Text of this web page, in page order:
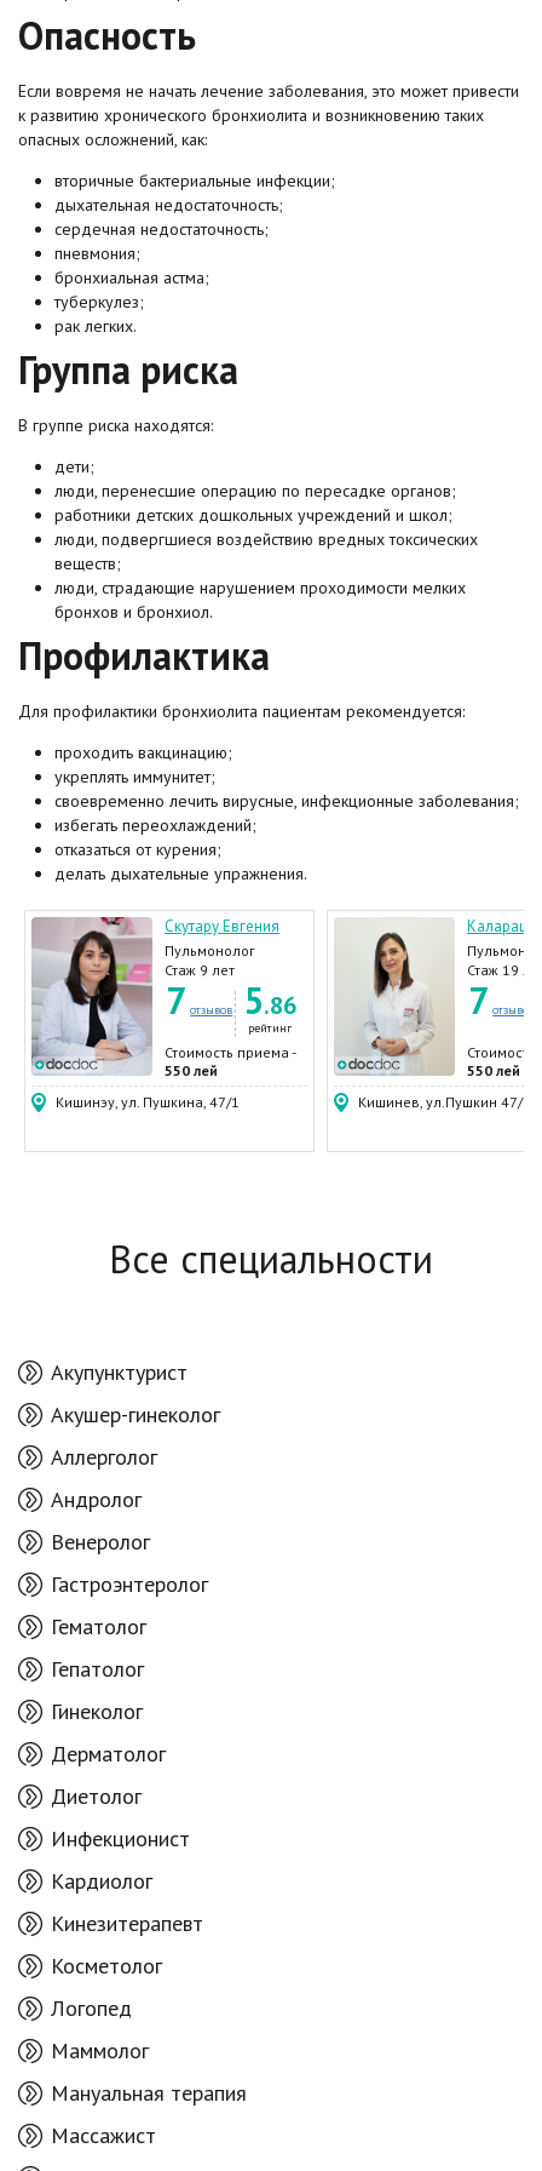
Опасность
Если вовремя не начать лечение заболевания, это может привести
к развитию хронического бронхиолита и возникновению таких
опасных осложнений, как:
вторичные бактериальные инфекции;
дыхательная недостаточность;
сердечная недостаточность;
пневмония;
бронхиальная астма;
туберкулез;
рак легких.
Группа риска
В группе риска находятся:
дети;
люди, перенесшие операцию по пересадке органов;
работники детских дошкольных учреждений и школ;
люди, подвергшиеся воздействию вредных токсических
веществ;
люди, страдающие нарушением проходимости мелких
бронхов и бронхиол.
Профилактика
Для профилактики бронхиолита пациентам рекомендуется:
проходить вакцинацию;
укреплять иммунитет;
своевременно лечить вирусные, инфекционные заболевания;
избегать переохлаждений;
отказаться от курения;
делать дыхательные упражнения.
Скутару Евгения
Пульмонолог
Стаж 9 лет
7 отзывов 5.86
рейтинг
Стоимость приема -
550 лей
Кишинэу, ул. Пушкина, 47/1
Калараш
Стаж 19
7 отзывов
550 лей
Кишинев, ул.Пушкин 47/1
Все специальности
Акупунктурист
Акушер-гинеколог
Аллерголог
Андролог
Венеролог
Гастроэнтеролог
Гематолог
Гепатолог
Гинеколог
Дерматолог
Диетолог
Инфекционист
Кардиолог
Кинезитерапевт
Косметолог
Логопед
Маммолог
Мануальная терапия
Массажист